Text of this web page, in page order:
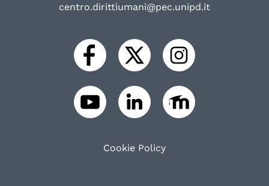
centro.dirittiumani@pec.unipd.it
Cookie Policy